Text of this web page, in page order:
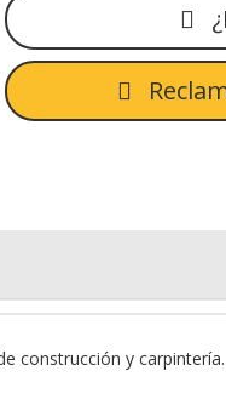
construcción y